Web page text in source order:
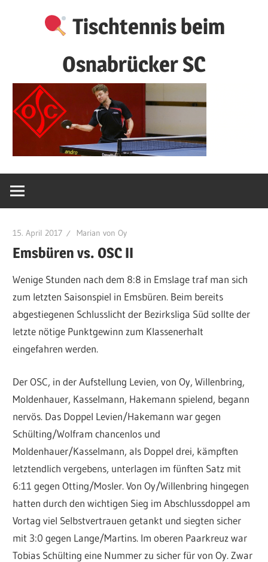
Tischtennis beim
Osnabrücker SC
15. April 2017 Marian von Oy
Emsbüren vs. OSC II
Wenige Stunden nach dem 8:8 in Emslage traf man sich
zum letzten Saisonspiel in Emsbüren. Beim bereits
abgestiegenen Schlusslicht der Bezirksliga Süd sollte der
letzte nötige Punktgewinn zum Klassenerhalt
eingefahren werden.
Der OSC, in der Aufstellung Levien, von Oy, Willenbring,
Moldenhauer, Kasselmann, Hakemann spielend, begann
nervös. Das Doppel Levien/Hakemann war gegen
Schülting/Wolfram chancenlos und
Moldenhauer/Kasselmann, als Doppel drei, kämpften
letztendlich vergebens, unterlagen im fünften Satz mit
6:11 gegen Otting/Mosler. Von Oy/Willenbring hingegen
hatten durch den wichtigen Sieg im Abschlussdoppel am
Vortag viel Selbstvertrauen getankt und siegten sicher
mit 3:0 gegen Lange/Martins. Im oberen Paarkreuz war
Tobias Schülting eine Nummer zu sicher für von Oy. Zwar